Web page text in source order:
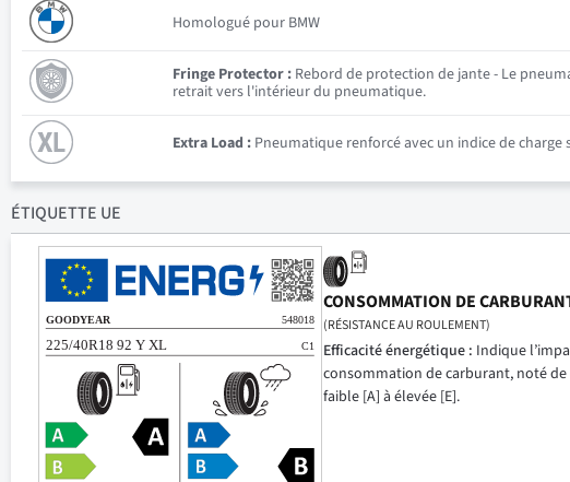
Homologué pour BMW
Fringe Protector : Rebord de protection de jante - Le
retrait vers l'intérieur du pneumatique.
Extra Load : Pneumatique renforcé avec un indice de charge
ÉTIQUETTE UE
CONSOMMATION DE
(RÉSISTANCE AU ROULEMENT)
Efficacité énergétique : Indique
consommation de carburant, noté
faible [A] à élevée [E].